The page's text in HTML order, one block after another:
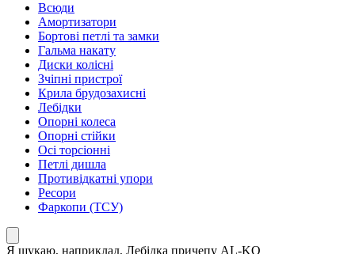
Всюди
Амортизатори
Бортові петлі та замки
Гальма накату
Диски колісні
Зчіпні пристрої
Крила брудозахисні
Лебідки
Опорні колеса
Опорні стійки
Осі торсіонні
Петлі дишла
Противідкатні упори
Ресори
Фаркопи (ТСУ)
Я шукаю, наприклад, Лебідка причепу AL-KO